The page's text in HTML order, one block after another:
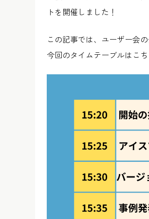
トを開催しました！
この記事では、ユーザー会
今回のタイムテーブルはこち